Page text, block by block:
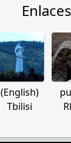
(English)
Tbilisi